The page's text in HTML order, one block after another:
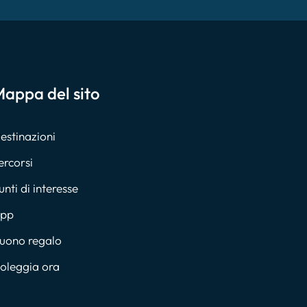
del sito
di interesse
regalo
ora